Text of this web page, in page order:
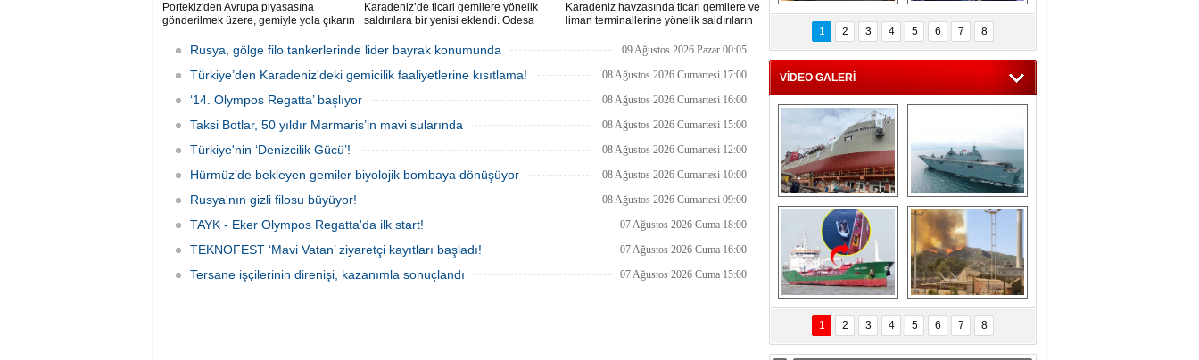
Portekiz'den Avrupa piyasasına
gönderilmek üzere, gemiyle yola çıkarın
hava ve deniz kuvvetlerinin
operasyonuyla durduruldu. Operasyon
kapsamında, gemideki iki yabancı
gözaltına alındı.
Karadeniz’de ticari gemilere yönelik
saldırılara bir yenisi eklendi. Odesa
aldığı Alman işletmesindeki Emil
gemisinde yangın çıktı; teknik sistemler
durunca mürettebat tahliye edildi.
Karadeniz havzasında ticari gemilere ve
liman terminallerine yönelik saldırıların
sekteye uğrattı. Risk artışıyla birlikte
bin doları aşarken, savaş sigortası
fiyatlarında yüzde 50’yi geçen
Rusya, gölge filo tankerlerinde lider bayrak konumunda 09 Ağustos 2026 Pazar 00:05
Türkiye’den Karadeniz'deki gemicilik faaliyetlerine kısıtlama! 08 Ağustos 2026 Cumartesi 17:00
‘14. Olympos Regatta’ başlıyor 08 Ağustos 2026 Cumartesi 16:00
Taksi Botlar, 50 yıldır Marmaris’in mavi sularında 08 Ağustos 2026 Cumartesi 15:00
Türkiye'nin ‘Denizcilik Gücü’! 08 Ağustos 2026 Cumartesi 12:00
Hürmüz’de bekleyen gemiler biyolojik bombaya dönüşüyor 08 Ağustos 2026 Cumartesi 10:00
Rusya'nın gizli filosu büyüyor! 08 Ağustos 2026 Cumartesi 09:00
TAYK - Eker Olympos Regatta'da ilk start! 07 Ağustos 2026 Cuma 18:00
TEKNOFEST ‘Mavi Vatan’ ziyaretçi kayıtları başladı! 07 Ağustos 2026 Cuma 16:00
Tersane işçilerinin direnişi, kazanımla sonuçlandı 07 Ağustos 2026 Cuma 15:00
MSC'den 55 milyon
euroluk turizm geliri
müjdesi
5. Bosphorus Ship
Brokers Dinner,
İstanbul’da yapıldı
1 2 3 4 5 6 7 8
VİDEO GALERİ
Çeksan Tersanesi,
Başaran Bayrak
tankerini suya
indirdi
TCG Anadolu,
tersane teknik
seyrini tamamladı
Göçmenlerin
imdadına Türk
sahipli MINA DENIZ
yetişti
Milas’taki yangın
yeniden termik
santrallere doğru
ilerliyor
1 2 3 4 5 6 7 8